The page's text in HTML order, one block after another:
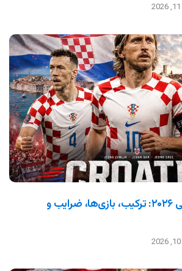
کرواسی در جام جهانی ۲۰۲۶: ترکیب، بازی‌ها، ضرایب و